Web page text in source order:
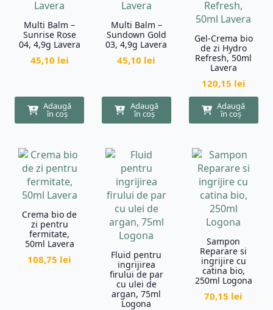
Multi Balm –
Sunrise Rose
04, 4,9g Lavera
45,10 lei
Adaugă
în coș
Multi Balm –
Sundown Gold
03, 4,9g Lavera
45,10 lei
Adaugă
în coș
Gel-Crema bio
de zi Hydro
Refresh, 50ml
Lavera
120,15 lei
Adaugă
în coș
Crema bio de
zi pentru
fermitate,
50ml Lavera
108,75 lei
Fluid pentru
ingrijirea
firului de par
cu ulei de
argan, 75ml
Logona
Sampon
Reparare si
ingrijire cu
catina bio,
250ml Logona
70,15 lei